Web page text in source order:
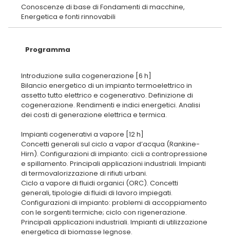
Conoscenze di base di Fondamenti di macchine,
Programma
Introduzione sulla cogenerazione [6 h]
Bilancio energetico di un impianto termoelettrico in
assetto tutto elettrico e cogenerativo. Definizione di
cogenerazione. Rendimenti e indici energetici. Analisi
dei costi di generazione elettrica e termica.
Impianti cogenerativi a vapore [12 h]
Concetti generali sul ciclo a vapor d’acqua (Rankine-
Hirn). Configurazioni di impianto: cicli a contropressione
e spillamento. Principali applicazioni industriali. Impianti
di termovalorizzazione di rifiuti urbani.
Ciclo a vapore di fluidi organici (ORC). Concetti
generali, tipologie di fluidi di lavoro impiegati.
Configurazioni di impianto: problemi di accoppiamento
con le sorgenti termiche; ciclo con rigenerazione.
Principali applicazioni industriali. Impianti di utilizzazione
energetica di biomasse legnose.